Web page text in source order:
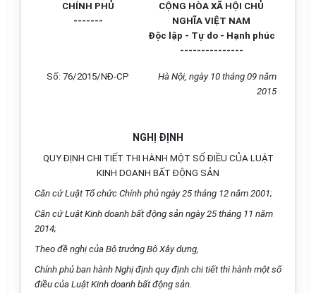
CHÍNH PHỦ
-------
CỘNG HÒA XÃ HỘI CHỦ
NGHĨA VIỆT NAM
Độc lập - Tự do - Hạnh phúc
---------------
Số: 76/2015/NĐ-CP
Hà Nội, ngày 10 tháng 09 năm
2015
NGHỊ ĐỊNH
QUY ĐỊNH CHI TIẾT THI HÀNH MỘT SỐ ĐIỀU CỦA LUẬT
KINH DOANH BẤT ĐỘNG SẢN
Căn cứ Luật Tổ chức Chính phủ ngày 25 tháng 12 năm 2001;
Căn cứ Luật Kinh doanh bất động sản ngày 25 tháng 11 năm
2014;
Theo đề nghị của Bộ trưởng Bộ Xây dựng,
Chính phủ ban hành Nghị định quy định chi tiết thi hành một số
điều của Luật Kinh doanh bất động sản.